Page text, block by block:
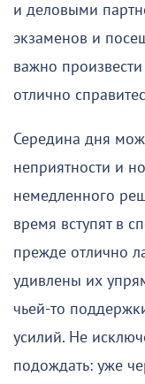
и деловыми
экзаменов и
важно
отлично
Середина дня
неприятности и
немедленного
время вступят в
прежде отлично
удивлены их
чьей-то
усилий. Не
подождать: уже